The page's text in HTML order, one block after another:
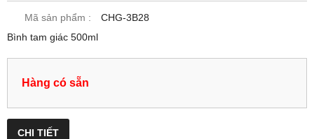
Mã sản phẩm :
CHG-3B28
Bình tam giác 500ml
Hàng có sẵn
CHI TIẾT